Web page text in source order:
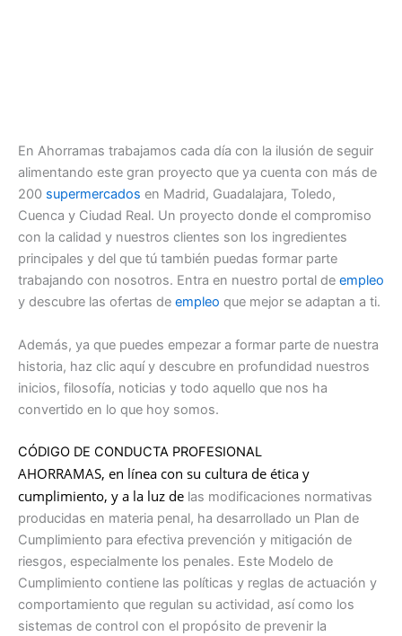
En Ahorramas trabajamos cada día con la ilusión de seguir
alimentando este gran proyecto que ya cuenta con más de
200 supermercados en Madrid, Guadalajara, Toledo,
Cuenca y Ciudad Real. Un proyecto donde el compromiso
con la calidad y nuestros clientes son los ingredientes
principales y del que tú también puedas formar parte
trabajando con nosotros. Entra en nuestro portal de empleo
y descubre las ofertas de empleo que mejor se adaptan a ti.
Además, ya que puedes empezar a formar parte de nuestra
historia, haz clic aquí y descubre en profundidad nuestros
inicios, filosofía, noticias y todo aquello que nos ha
convertido en lo que hoy somos.
CÓDIGO DE CONDUCTA PROFESIONAL
AHORRAMAS, en línea con su cultura de ética y
cumplimiento, y a la luz de las modificaciones normativas
producidas en materia penal, ha desarrollado un Plan de
Cumplimiento para efectiva prevención y mitigación de
riesgos, especialmente los penales. Este Modelo de
Cumplimiento contiene las políticas y reglas de actuación y
comportamiento que regulan su actividad, así como los
sistemas de control con el propósito de prevenir la